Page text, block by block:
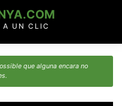
UN CLIC
que alguna encara no